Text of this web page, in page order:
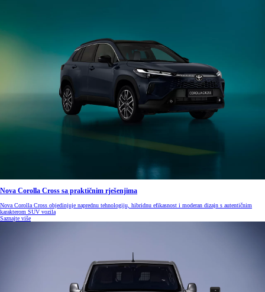
Nova Corolla Cross sa praktičnim rješenjima
Nova Corolla Cross objedinjuje naprednu tehnologiju, hibridnu efikasnost i moderan dizajn s autentičnim
karakterom SUV vozila
Saznajte više